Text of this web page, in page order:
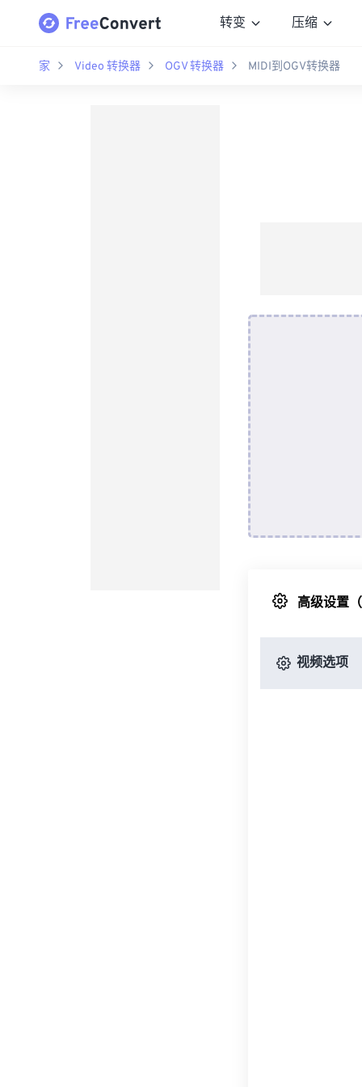
转变 压缩
家 Video 转换器 OGV 转换器 MIDI到OGV转换器
高级设置
视频选项